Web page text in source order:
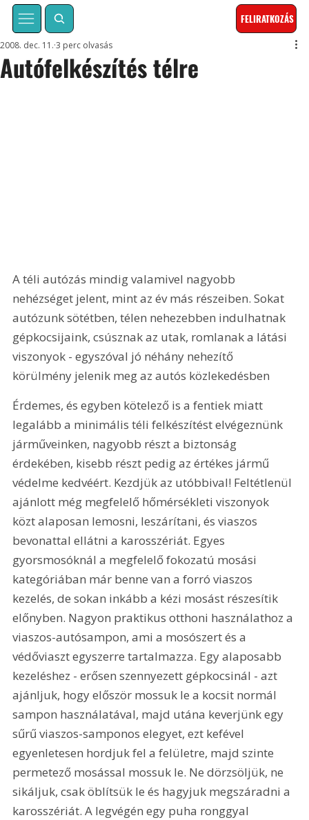
FELIRATKOZÁS
Autófelkészítés télre
2008. dec. 11. 3 perc olvasás
A téli autózás mindig valamivel nagyobb
nehézséget jelent, mint az év más részeiben. Sokat
autózunk sötétben, télen nehezebben indulhatnak
gépkocsijaink, csúsznak az utak, romlanak a látási
viszonyok - egyszóval jó néhány nehezítő
körülmény jelenik meg az autós közlekedésben
Érdemes, és egyben kötelező is a fentiek miatt
legalább a minimális téli felkészítést elvégeznünk
járműveinken, nagyobb részt a biztonság
érdekében, kisebb részt pedig az értékes jármű
védelme kedvéért. Kezdjük az utóbbival! Feltétlenül
ajánlott még megfelelő hőmérsékleti viszonyok
közt alaposan lemosni, leszárítani, és viaszos
bevonattal ellátni a karosszériát. Egyes
gyorsmosóknál a megfelelő fokozatú mosási
kategóriában már benne van a forró viaszos
kezelés, de sokan inkább a kézi mosást részesítik
előnyben. Nagyon praktikus otthoni használathoz a
viaszos-autósampon, ami a mosószert és a
védőviaszt egyszerre tartalmazza. Egy alaposabb
kezeléshez - erősen szennyezett gépkocsinál - azt
ajánljuk, hogy először mossuk le a kocsit normál
sampon használatával, majd utána keverjünk egy
sűrű viaszos-samponos elegyet, ezt kefével
egyenletesen hordjuk fel a felületre, majd szinte
permetező mosással mossuk le. Ne dörzsöljük, ne
sikáljuk, csak öblítsük le és hagyjuk megszáradni a
karosszériát. A legvégén egy puha ronggyal